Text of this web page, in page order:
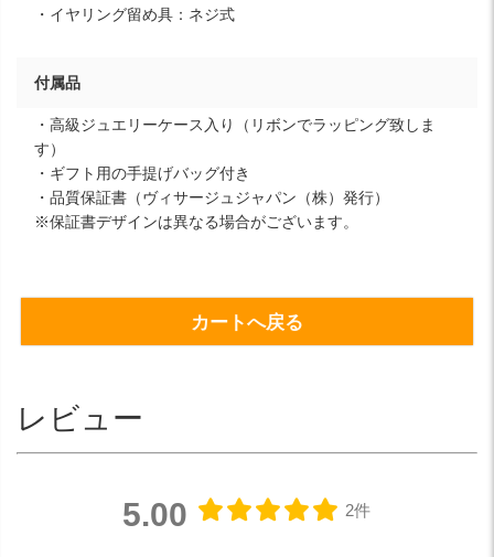
・イヤリング留め具：ネジ式
付属品
・高級ジュエリーケース入り（リボンでラッピング致しま
す）
・ギフト用の手提げバッグ付き
・品質保証書（ヴィサージュジャパン（株）発行）
※保証書デザインは異なる場合がございます。
カートへ戻る
レビュー
5.00 2件